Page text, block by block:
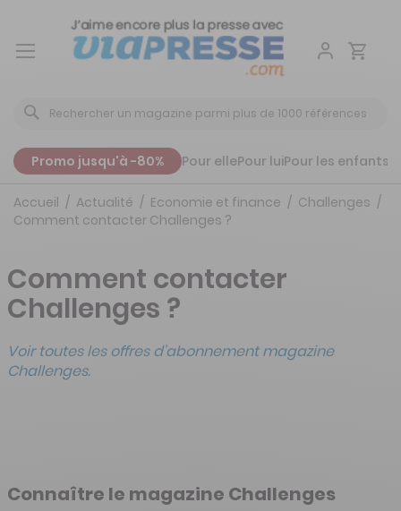
Aller
Promo jusqu'à -80% Pour ellePour luiPour les enfants
Accueil Actualité Economie et finance
Challenges
Comment contacter Challenges ?
Comment contacter
Challenges ?
Voir toutes les offres d'abonnement magazine
Challenges.
Connaître le magazine Challenges